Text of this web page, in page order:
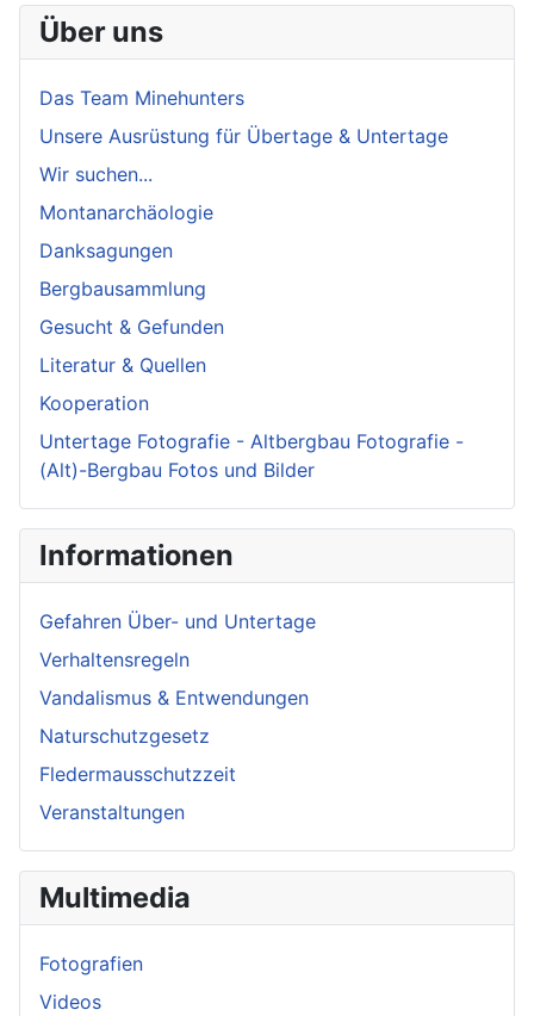
Über uns
Das Team Minehunters
Unsere Ausrüstung für Übertage & Untertage
Wir suchen...
Montanarchäologie
Danksagungen
Bergbausammlung
Gesucht & Gefunden
Literatur & Quellen
Kooperation
Untertage Fotografie - Altbergbau Fotografie -
(Alt)-Bergbau Fotos und Bilder
Informationen
Gefahren Über- und Untertage
Verhaltensregeln
Vandalismus & Entwendungen
Naturschutzgesetz
Fledermausschutzzeit
Veranstaltungen
Multimedia
Fotografien
Videos